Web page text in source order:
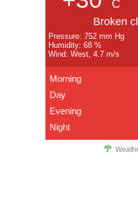
C
Broken
Pressure: 752 mm Hg
Humidity: 68 %
Wind: West, 4.7 m/s
Morning
Day
Evening
Night